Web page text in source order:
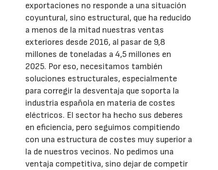
exportaciones no responde a una situación
coyuntural, sino estructural, que ha reducido
a menos de la mitad nuestras ventas
exteriores desde 2016, al pasar de 9,8
millones de toneladas a 4,5 millones en
2025. Por eso, necesitamos también
soluciones estructurales, especialmente
para corregir la desventaja que soporta la
industria española en materia de costes
eléctricos. El sector ha hecho sus deberes
en eficiencia, pero seguimos compitiendo
con una estructura de costes muy superior a
la de nuestros vecinos. No pedimos una
ventaja competitiva, sino dejar de competir